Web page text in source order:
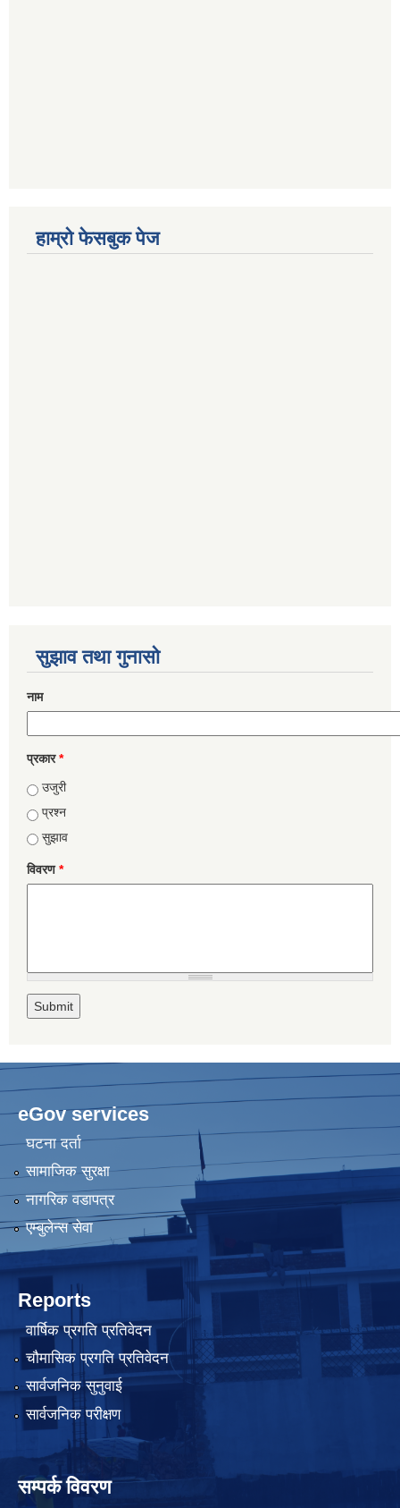
हाम्रो फेसबुक पेज
सुझाव तथा गुनासो
नाम
प्रकार*
उजुरी
प्रश्न
सुझाव
विवरण*
eGov services
घटना दर्ता
सामाजिक सुरक्षा
नागरिक वडापत्र
एम्बुलेन्स सेवा
Reports
वार्षिक प्रगति प्रतिवेदन
चौमासिक प्रगति प्रतिवेदन
सार्वजनिक सुनुवाई
सार्वजनिक परीक्षण
सम्पर्क विवरण